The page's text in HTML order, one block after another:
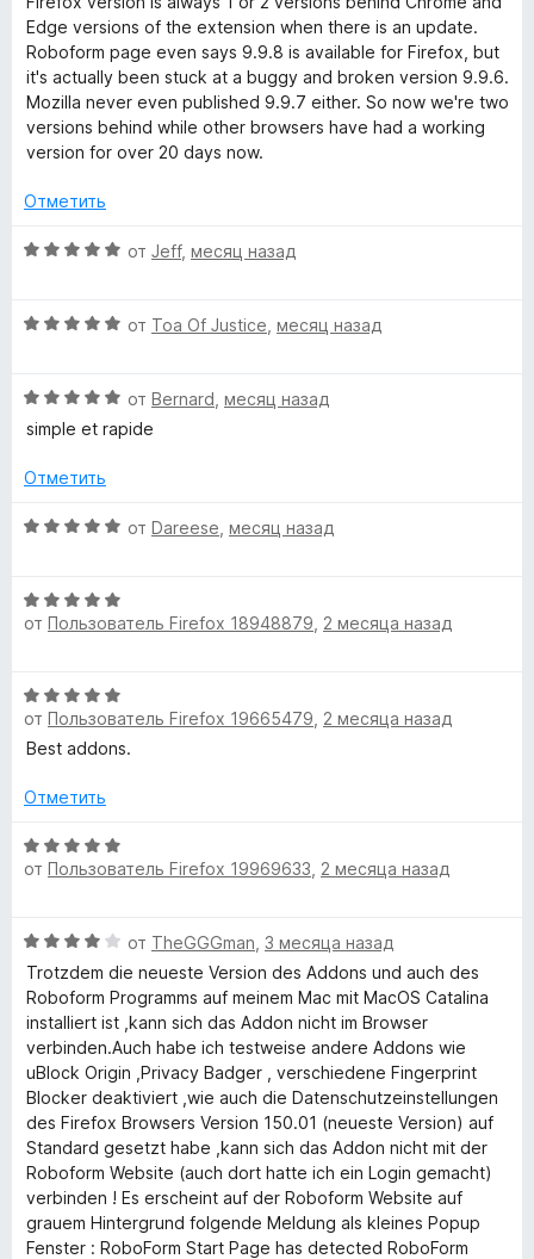
m
-
М
е
е
д
ж
е
П
а
р
о
л
й
»
5
4
и
з
5
о
н
а
5
и
з
н
е
н
о
н
а
и
5
Edge versions of the extension when there is an update.
Roboform page even says 9.9.8 is available for Firefox, but
it's actually been stuck at a buggy and broken version 9.9.6.
Mozilla never even published 9.9.7 either. So now we're two
versions behind while other browsers have had a working
version for over 20 days now.
Отметить
О
н
о
н
5
з
от Jeff, месяц назад
О
н
е
о
а
з
5
от Toa Of Justice месяц назад
О
ц
н
н
а
5
5
от Bernard месяц назад
simple et rapide
Отметить
О
н
е
н
а
5
з
от Dareese месяц назад
О
ц
е
н
о
а
и
з
от Пользователь Firefox 18948879 2 месяца назад
О
ц
е
е
о
н
и
з
5
от Пользователь Firefox 19665479 2 месяца назад
Best addons.
Отметить
О
ц
е
н
о
н
а
5
и
з
5
от Пользователь Firefox 19969633 2 месяца назад
О
ц
е
н
е
н
о
н
а
4
и
з
5
от TheGGGman 3 месяца назад
Trotzdem die neueste Version des Addons und auch des
Roboform Programms auf meinem Mac mit MacOS Catalina
installiert ist ,kann sich das Addon nicht im Browser
verbinden.Auch habe ich testweise andere Addons wie
uBlock Origin ,Privacy Badger , verschiedene Fingerprint
Blocker deaktiviert ,wie auch die Datenschutzeinstellungen
des Firefox Browsers Version 150.01 (neueste Version) auf
Standard gesetzt habe ,kann sich das Addon nicht mit der
Roboform Website (auch dort hatte ich ein Login gemacht)
verbinden ! Es erscheint auf der Roboform Website auf
grauem Hintergrund folgende Meldung als kleines Popup
Fenster : RoboForm Start Page has detected RoboForm